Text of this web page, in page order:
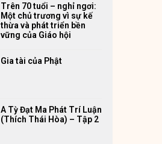
Trên 70 tuổi – nghỉ ngơi:
Một chủ trương vì sự kế
thừa và phát triển bền
vững của Giáo hội
Gia tài của Phật
A Tỳ Đạt Ma Phát Trí Luận
(Thích Thái Hòa) – Tập 2